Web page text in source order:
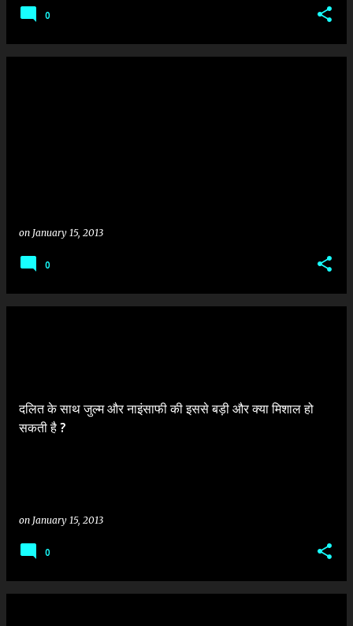
0
on January 15, 2013
0
दलित के साथ जुल्म और नाइंसाफी की इससे बड़ी और क्या मिशाल हो
सकती है ?
on January 15, 2013
0